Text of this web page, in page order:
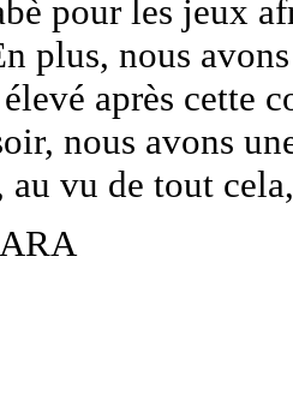
pour les jeux
plus, nous
après cette
nous avons
vu de tout